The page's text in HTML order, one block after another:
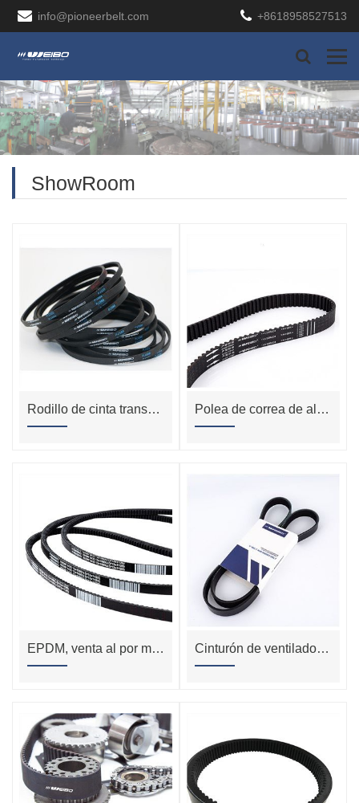
info@pioneerbelt.com +8618958527513
ShowRoom
Rodillo de cinta transportadora de Poly Vee para cinta transportadora motorizada Polea de correa de aluminio de alta precisión Gt2
EPDM, venta al por mayor, correa en V para autopartes de camiones Cinturón de ventilador de motor Poly V Dongil Bando Pk V Cinturones de serpentina acanalados